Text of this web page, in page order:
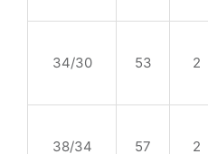
34/30 53 2
38/34 57 2